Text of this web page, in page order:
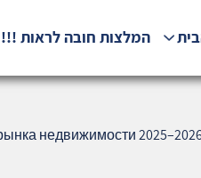
המלצות חובה לראות !!!
недвижимости